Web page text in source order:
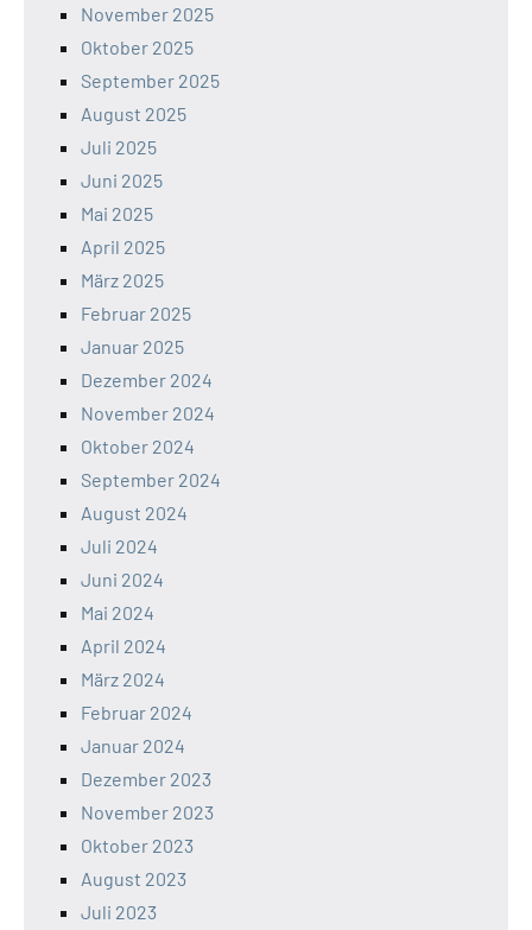
November 2025
Oktober 2025
September 2025
August 2025
Juli 2025
Juni 2025
Mai 2025
April 2025
März 2025
Februar 2025
Januar 2025
Dezember 2024
November 2024
Oktober 2024
September 2024
August 2024
Juli 2024
Juni 2024
Mai 2024
April 2024
März 2024
Februar 2024
Januar 2024
Dezember 2023
November 2023
Oktober 2023
August 2023
Juli 2023